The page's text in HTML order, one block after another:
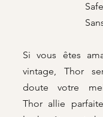
Sans
Si vous êtes
vintage, Thor
doute votre
Thor allie